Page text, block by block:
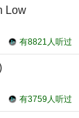
Low
有8821人听过
有3759人听过